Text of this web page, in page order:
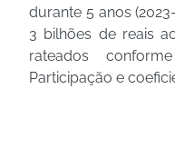
durante 5 anos
3 bilhões de reais
rateados
Participação e